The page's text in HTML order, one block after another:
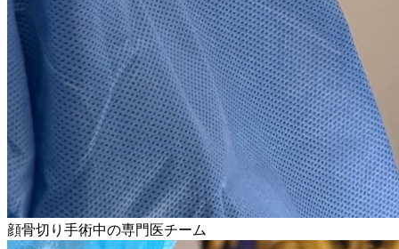
顔骨切り手術中の専門医チーム